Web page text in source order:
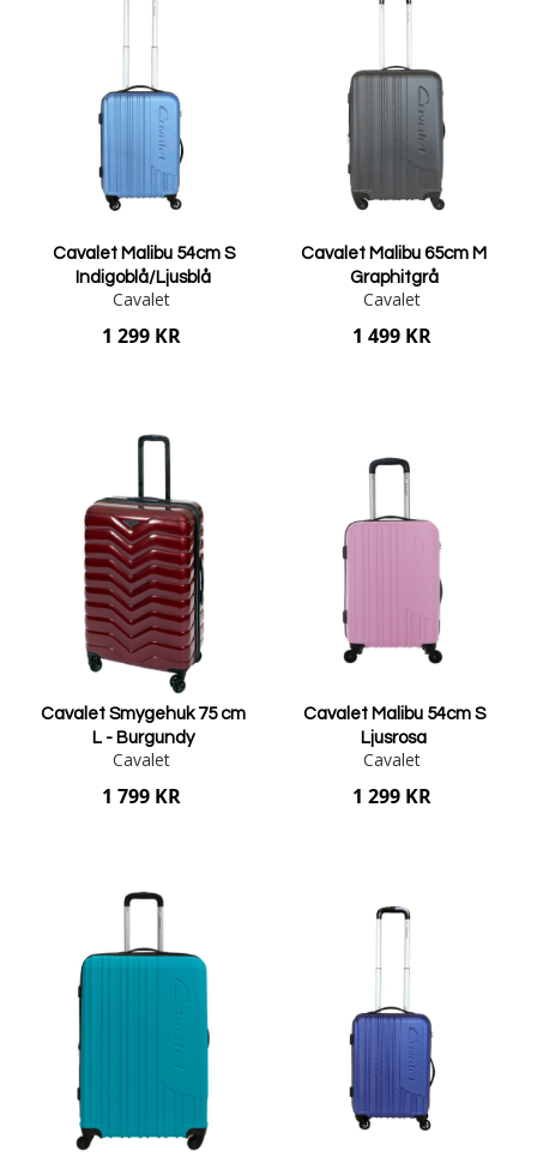
Cavalet Malibu 54cm S
Indigoblå/Ljusblå
Cavalet
1 299 KR
Cavalet Malibu 65cm M
Graphitgrå
Cavalet
1 499 KR
Cavalet Smygehuk 75 cm
L - Burgundy
Cavalet
1 799 KR
Cavalet Malibu 54cm S
Ljusrosa
Cavalet
1 299 KR